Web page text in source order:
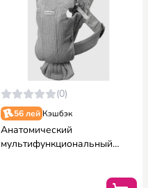
(0)
56 лей Кэшбэк
Анатомический
мультифункциональный